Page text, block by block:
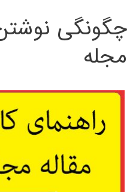
چگونگی
مجله